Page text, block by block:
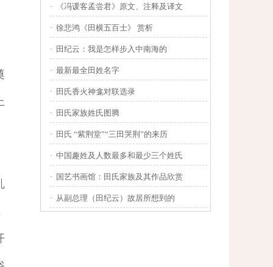
· 《冯谖客孟尝君》原文、注释及译文
· 徐悲鸿《田横五百士》 赏析
· 田纪云：我是怎样步入中南海的
· 最新最全田姓名字
· 田氏香火神龛对联选录
· 田氏家族姓氏图腾
· 田氏 “紫荆堂”“三田哭荆”的来历
· 中国趣姓及人数最多和最少三个姓氏
· 国艺书画馆：田氏家族及其作品欣赏
· 从副总理（田纪云）故居所想到的